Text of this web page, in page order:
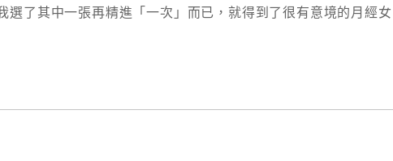
選了其中一張再精進「一次」而已，就得到了很有意境的月經女